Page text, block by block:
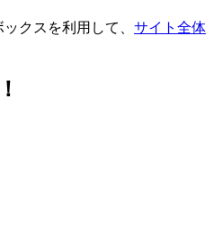
クスを利用して、 サイト全体